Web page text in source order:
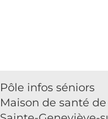
Pôle infos séniors
Maison de santé